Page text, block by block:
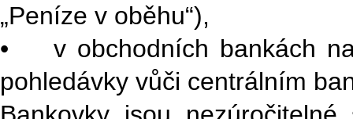
„Peníze v oběhu“),
• v obchodních bankách na
pohledávky vůči centrálním